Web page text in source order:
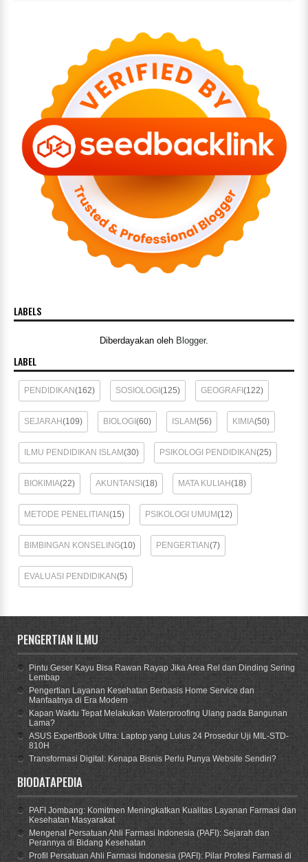
LABELS
Diberdayakan oleh Blogger.
LABEL
PENDIDIKAN(162) SOSIOLOGI(125) GEOGRAFI(122)
SEJARAH(109) BIOLOGI(60) ISLAM(56) KIMIA(50)
ILMU PENDIDIKAN ISLAM(30) PSIKOLOGI PENDIDIKAN(25)
BIOKIMIA(22) AKUNTANSI(18) MATA KULIAH(18)
METODE PENELITIAN(15) PSIKOLOGI UMUM(12)
BIMBINGAN KONSELING(10) PENGERTIAN(7)
EVALUASI PENDIDIKAN(5)
PENGERTIAN ILMU
Pintu Geser Kayu Bisa Rawan Rayap Jika Area Rel dan Dinding Sering
Lembap
Pengertian Layanan Kesehatan Berbasis Home Service dan
Manfaatnya di Era Modern
Kapan Waktu Tepat Melakukan Waterproofing Ulang pada Bangunan
Lama?
ASUS ExpertBook Ultra: Laptop yang Lulus 24 Prosedur Uji MIL-STD-
810H
Transformasi Digital: Kenapa Bisnis Perlu Punya Website Sendiri?
BIODATAPEDIA
PAFI Jombang: Komitmen Meningkatkan Kualitas Layanan Farmasi dan
Kesehatan Masyarakat
Mengenal Persatuan Ahli Farmasi Indonesia (PAFI): Sejarah dan
Perannya di Bidang Kesehatan
Profil Persatuan Ahli Farmasi Indonesia (PAFI): Pilar Profesi Farmasi di